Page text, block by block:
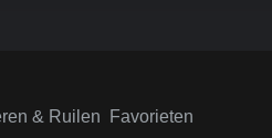
& Ruilen Favorieten